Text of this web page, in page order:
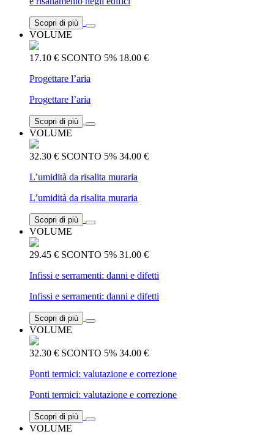
Scopri di più
VOLUME
17.10 € SCONTO 5% 18.00 €
Progettare l’aria
Progettare l’aria
Scopri di più
VOLUME
32.30 € SCONTO 5% 34.00 €
L’umidità da risalita muraria
L’umidità da risalita muraria
Scopri di più
VOLUME
29.45 € SCONTO 5% 31.00 €
Infissi e serramenti: danni e difetti
Infissi e serramenti: danni e difetti
Scopri di più
VOLUME
32.30 € SCONTO 5% 34.00 €
Ponti termici: valutazione e correzione
Ponti termici: valutazione e correzione
Scopri di più
VOLUME